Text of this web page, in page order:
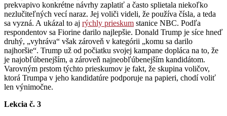
prekvapivo konkrétne návrhy zaplatiť a často splietala niekoľko
nezlučiteľných vecí naraz. Jej voliči videli, že používa čísla, a teda
sa vyzná. A ukázal to aj rýchly prieskum stanice NBC. Podľa
respondentov sa Fiorine darilo najlepšie. Donald Trump je síce hneď
druhý, „vyhráva“ však zároveň v kategórii „komu sa darilo
najhoršie“. Trump už od počiatku svojej kampane dopláca na to, že
je najobľúbenejším, a zároveň najneobľúbenejším kandidátom.
Varovným prstom týchto prieskumov je fakt, že skupina voličov,
ktorá Trumpa v jeho kandidatúre podporuje na papieri, chodí voliť
len výnimočne.
Lekcia č. 3